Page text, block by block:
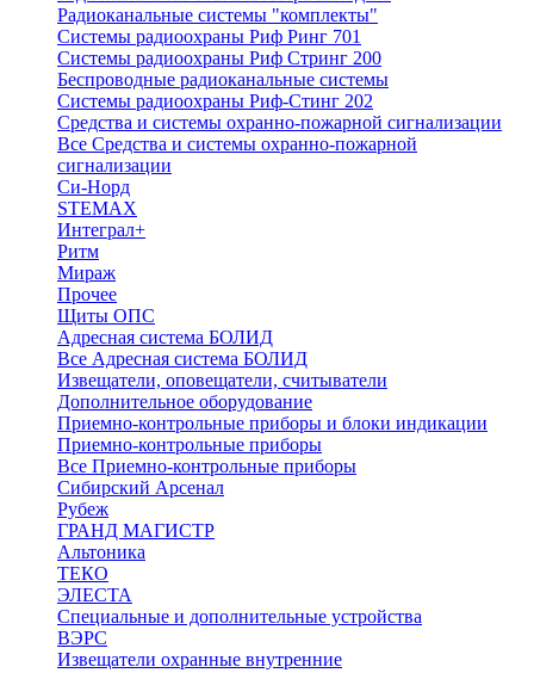
Радиоканальные системы "комплекты"
Системы радиоохраны Риф Ринг 701
Системы радиоохраны Риф Стринг 200
Беспроводные радиоканальные системы
Системы радиоохраны Риф-Стинг 202
Средства и системы охранно-пожарной сигнализации
Все Средства и системы охранно-пожарной
сигнализации
Си-Норд
STEMAX
Интеграл+
Ритм
Мираж
Прочее
Щиты ОПС
Адресная система БОЛИД
Все Адресная система БОЛИД
Извещатели, оповещатели, считыватели
Дополнительное оборудование
Приемно-контрольные приборы и блоки индикации
Приемно-контрольные приборы
Все Приемно-контрольные приборы
Сибирский Арсенал
Рубеж
ГРАНД МАГИСТР
Альтоника
ТЕКО
ЭЛЕСТА
Специальные и дополнительные устройства
ВЭРС
Извещатели охранные внутренние